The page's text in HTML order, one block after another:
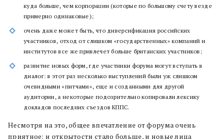
куда больше, чем корпорации (которые по большому счету везде
примерно одинаковые);
очень даже может быть, что диверсификация российских
участников, отход от слишком «государственных» компаний и
институтов все же привлечет больше британских участников;
развитие новых форм, где участники форума могут вступать в
диалог: в этот раз несколько выступлений были уж слишком
очевидными «питчами», еще и созданными для другой
аудитории, а некоторые подозрительно копировали лексику
докладов последних съездов КППС.
Несмотря на это, общее впечатление от форума очень
приятное: и открытости стало больше, и новые лица